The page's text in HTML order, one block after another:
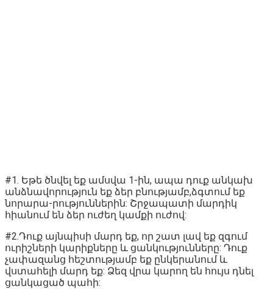
#1. Եթե ծնվել եք ամսվա 1-ին, ապա դուք անկախ
անձնավորություն եք ձեր բնությամբ,ձգտում եք
նորարա-րություններին: Շրջապատի մարդիկ
հիանում են ձեր ուժեղ կամքի ուժով:
#2.Դուք այնպիսի մարդ եք, որ շատ լավ եք զգում
ուրիշների կարիքները և ցանկությունները: Դուք
չափազանց հեշտությամբ եք ընկերանում և
վստահելի մարդ եք: Ձեզ վրա կարող են հույս դնել
ցանկացած պահի: